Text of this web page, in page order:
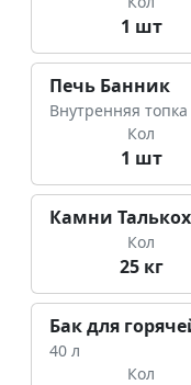
1 шт
Печь Банник
Внутренняя топка
Кол
1 шт
Камни
Кол
25 кг
Бак для
40 л
Кол